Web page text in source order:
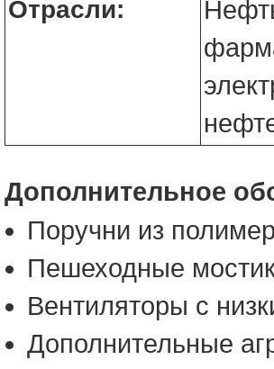
Отрасли:
Дополнительное
Поручни из
Пешеходные
Вентиляторы с
Дополнительные